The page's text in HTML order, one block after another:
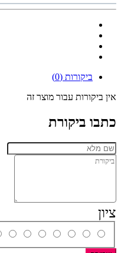
ביקורות (0)
אין ביקורות עבור מוצר זה
כתבו ביקורת
ציון